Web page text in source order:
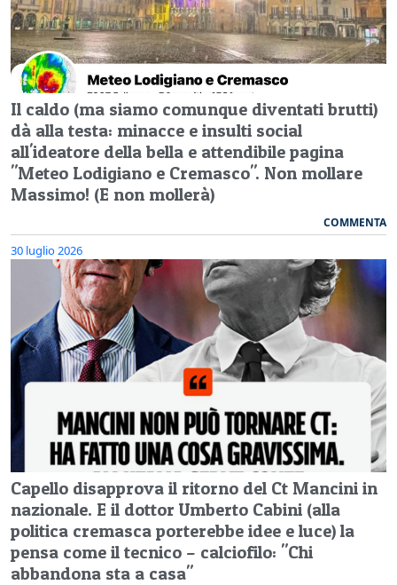
Il caldo (ma siamo comunque diventati brutti)
dà alla testa: minacce e insulti social
all'ideatore della bella e attendibile pagina
"Meteo Lodigiano e Cremasco". Non mollare
Massimo! (E non mollerà)
COMMENTA
30 luglio 2026
Capello disapprova il ritorno del Ct Mancini in
nazionale. E il dottor Umberto Cabini (alla
politica cremasca porterebbe idee e luce) la
pensa come il tecnico – calciofilo: "Chi
abbandona sta a casa"